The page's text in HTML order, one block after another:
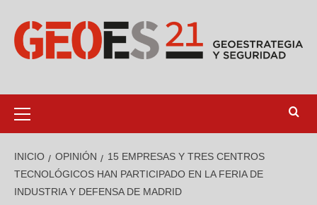
INICIO OPINIÓN
15 EMPRESAS Y TRES CENTROS
TECNOLÓGICOS HAN PARTICIPADO EN LA FERIA DE
INDUSTRIA Y DEFENSA DE MADRID